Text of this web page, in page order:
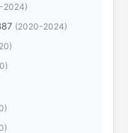
2024)
(2020-2024)